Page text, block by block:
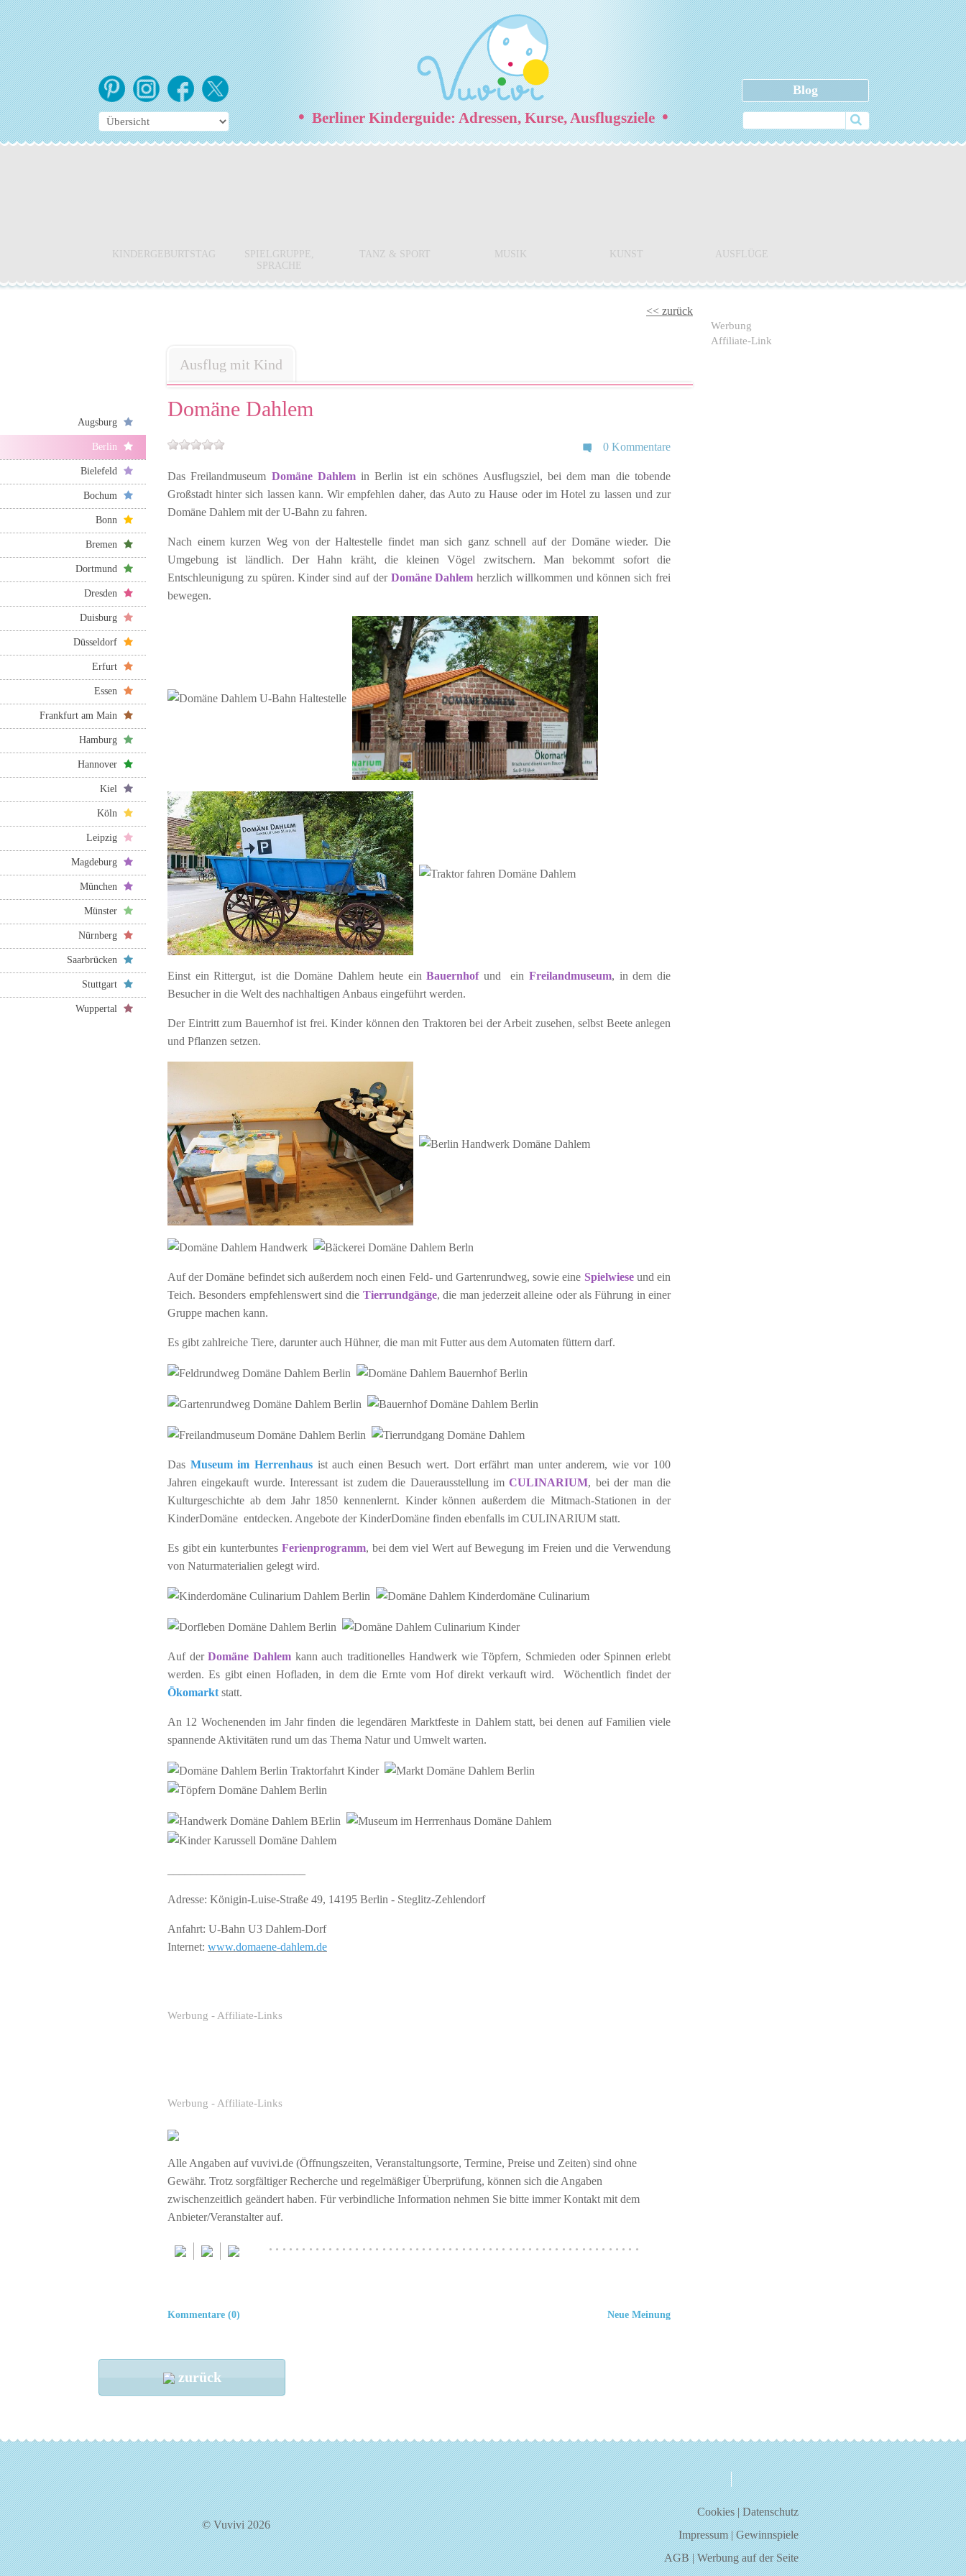
Blog
•Berliner Kinderguide: Adressen, Kurse, Ausflugsziele•
KINDERGEBURTSTAG
SPIELGRUPPE,
SPRACHE
TANZ & SPORT MUSIK KUNST AUSFLÜGE
Ausflug mit Kind
Augsburg
Berlin
Bielefeld
Bochum
Bonn
Bremen
Dortmund
Dresden
Duisburg
Düsseldorf
Erfurt
Essen
Frankfurt am Main
Hamburg
Hannover
Kiel
Köln
Leipzig
Magdeburg
München
Münster
Nürnberg
Saarbrücken
Stuttgart
Wuppertal
<< zurück
Domäne Dahlem
0 Kommentare
Das Freilandmuseum Domäne Dahlemin Berlin ist ein schönes Ausflugsziel, bei dem man die tobende
Großstadt hinter sich lassen kann. Wir empfehlen daher, das Auto zu Hause oder im Hotel zu lassen und zur
Domäne Dahlem mit der U-Bahn zu fahren.
Nach einem kurzen Weg von der Haltestelle findet man sich ganz schnell auf der Domäne wieder. Die
Umgebung ist ländlich. Der Hahn kräht, die kleinen Vögel zwitschern. Man bekommt sofort die
Entschleunigung zu spüren. Kinder sind auf der Domäne Dahlem herzlich willkommen und können sich frei
bewegen.
Einst ein Rittergut, ist die Domäne Dahlem heute einBauernhof und ein Freilandmuseum, in dem die
Besucher in die Welt des nachhaltigen Anbaus eingeführt werden.
Der Eintritt zum Bauernhof ist frei. Kinder können den Traktoren bei der Arbeit zusehen, selbst Beete anlegen
und Pflanzen setzen.
Auf der Domäne befindet sich außerdem noch einen Feld- und Gartenrundweg, sowie eine Spielwieseund ein
Teich. Besonders empfehlenswert sind die Tierrundgänge, die man jederzeit alleine oder als Führung in einer
Gruppe machen kann.
Es gibt zahlreiche Tiere, darunter auch Hühner, die man mit Futter aus dem Automaten füttern darf.
Das Museum im Herrenhausist auch einen Besuch wert. Dort erfährt man unter anderem, wie vor 100
Jahren eingekauft wurde. Interessant ist zudem die Dauerausstellung imCULINARIUM, bei der man die
Kulturgeschichte ab dem Jahr 1850 kennenlernt. Kinder können außerdem die Mitmach-Stationen in der
KinderDomäne entdecken. Angebote der KinderDomäne finden ebenfalls im CULINARIUM statt.
Es gibt ein kunterbuntes Ferienprogramm, bei dem viel Wert auf Bewegung im Freien und die Verwendung
von Naturmaterialien gelegt wird.
Auf derDomäne Dahlem kann auch traditionelles Handwerk wie Töpfern, Schmieden oder Spinnen erlebt
werden. Es gibt einen Hofladen, in dem die Ernte vom Hof direkt verkauft wird. Wöchentlich findet der
Ökomarkt statt.
An 12 Wochenenden im Jahr finden die legendären Marktfeste in Dahlem statt, bei denen auf Familien viele
spannende Aktivitäten rund um das Thema Natur und Umwelt warten.
Adresse: Königin-Luise-Straße 49, 14195 Berlin - Steglitz-Zehlendorf
Anfahrt: U-Bahn U3 Dahlem-Dorf
Internet: www.domaene-dahlem.de
Werbung - Affiliate-Links
Werbung - Affiliate-Links
Alle Angaben auf vuvivi.de (Öffnungszeiten, Veranstaltungsorte, Termine, Preise und Zeiten) sind ohne
Gewähr. Trotz sorgfältiger Recherche und regelmäßiger Überprüfung, können sich die Angaben
zwischenzeitlich geändert haben. Für verbindliche Information nehmen Sie bitte immer Kontakt mit dem
Anbieter/Veranstalter auf.
························································
Neue Meinung
Kommentare (0)
zurück
Werbung
Affiliate-Link
© Vuvivi 2026
über uns kontakt
Cookies|Datenschutz
Impressum|Gewinnspiele
AGB|Werbung auf der Seite